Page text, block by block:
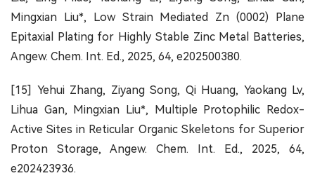
Mingxian Liu*, Low Strain Mediated Zn (0002) Plane
Epitaxial Plating for Highly Stable Zinc Metal Batteries,
Angew. Chem. Int. Ed., 2025, 64, e202500380.
[15] Yehui Zhang, Ziyang Song, Qi Huang, Yaokang Lv,
Lihua Gan, Mingxian Liu*, Multiple Protophilic Redox-
Active Sites in Reticular Organic Skeletons for Superior
Proton Storage, Angew. Chem. Int. Ed., 2025, 64,
e202423936.